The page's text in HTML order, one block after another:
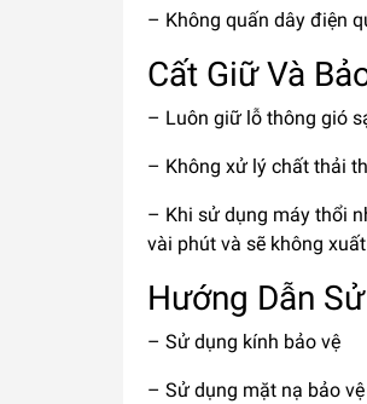
– Không quấn dây điện
Cất Giữ Và
– Luôn giữ lỗ thông gió
– Không xử lý chất thải
– Khi sử dụng máy thổi
vài phút và sẽ không
Hướng Dẫn
– Sử dụng kính bảo vệ
– Sử dụng mặt nạ bảo vệ